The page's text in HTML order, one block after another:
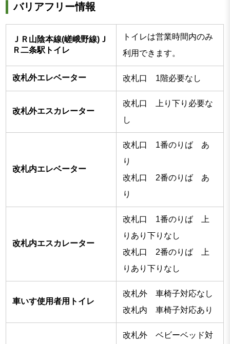
バリアフリー情報
ＪＲ山陰本線(嵯峨野線)Ｊ
Ｒ二条駅トイレ
トイレは営業時間内のみ
利用できます。
改札外エレベーター 改札口 1階必要なし
改札外エスカレーター
改札口 上り下り必要な
し
改札内エレベーター
改札口 1番のりば あ
り
改札口 2番のりば あ
り
改札内エスカレーター
改札口 1番のりば 上
りあり下りなし
改札口 2番のりば 上
りあり下りなし
車いす使用者用トイレ
改札外 車椅子対応なし
改札内 車椅子対応あり
改札外 ベビーベッド対